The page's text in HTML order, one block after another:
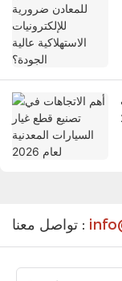
تواصل معنا :